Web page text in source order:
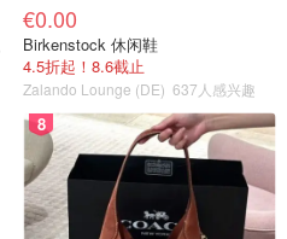
€0.00
Birkenstock 休闲鞋
4.5折起！8.6截止
Zalando Lounge (DE) 637人感兴趣
8